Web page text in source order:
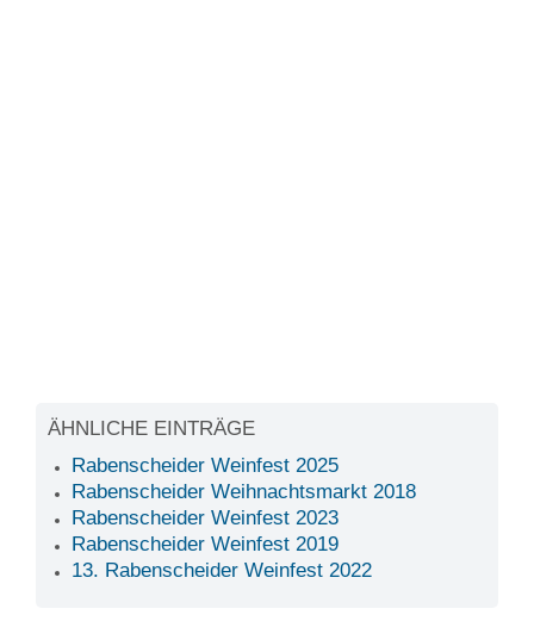
ÄHNLICHE EINTRÄGE
Rabenscheider Weinfest 2025
Rabenscheider Weihnachtsmarkt 2018
Rabenscheider Weinfest 2023
Rabenscheider Weinfest 2019
13. Rabenscheider Weinfest 2022